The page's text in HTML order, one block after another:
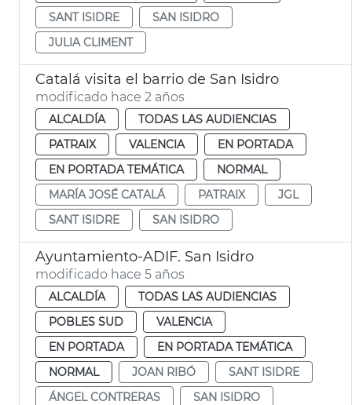
SANT ISIDRE
SAN ISIDRO
JULIA CLIMENT
Catalá visita el barrio de San Isidro
modificado hace 2 años
ALCALDÍA
TODAS LAS AUDIENCIAS
PATRAIX
VALENCIA
EN PORTADA
EN PORTADA TEMÁTICA
NORMAL
MARÍA JOSÉ CATALÁ
PATRAIX
JGL
SANT ISIDRE
SAN ISIDRO
Ayuntamiento-ADIF. San Isidro
modificado hace 5 años
ALCALDÍA
TODAS LAS AUDIENCIAS
POBLES SUD
VALENCIA
EN PORTADA
EN PORTADA TEMÁTICA
NORMAL
JOAN RIBÓ
SANT ISIDRE
ÁNGEL CONTRERAS
SAN ISIDRO